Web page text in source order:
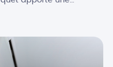
et tous les budgets. Quel